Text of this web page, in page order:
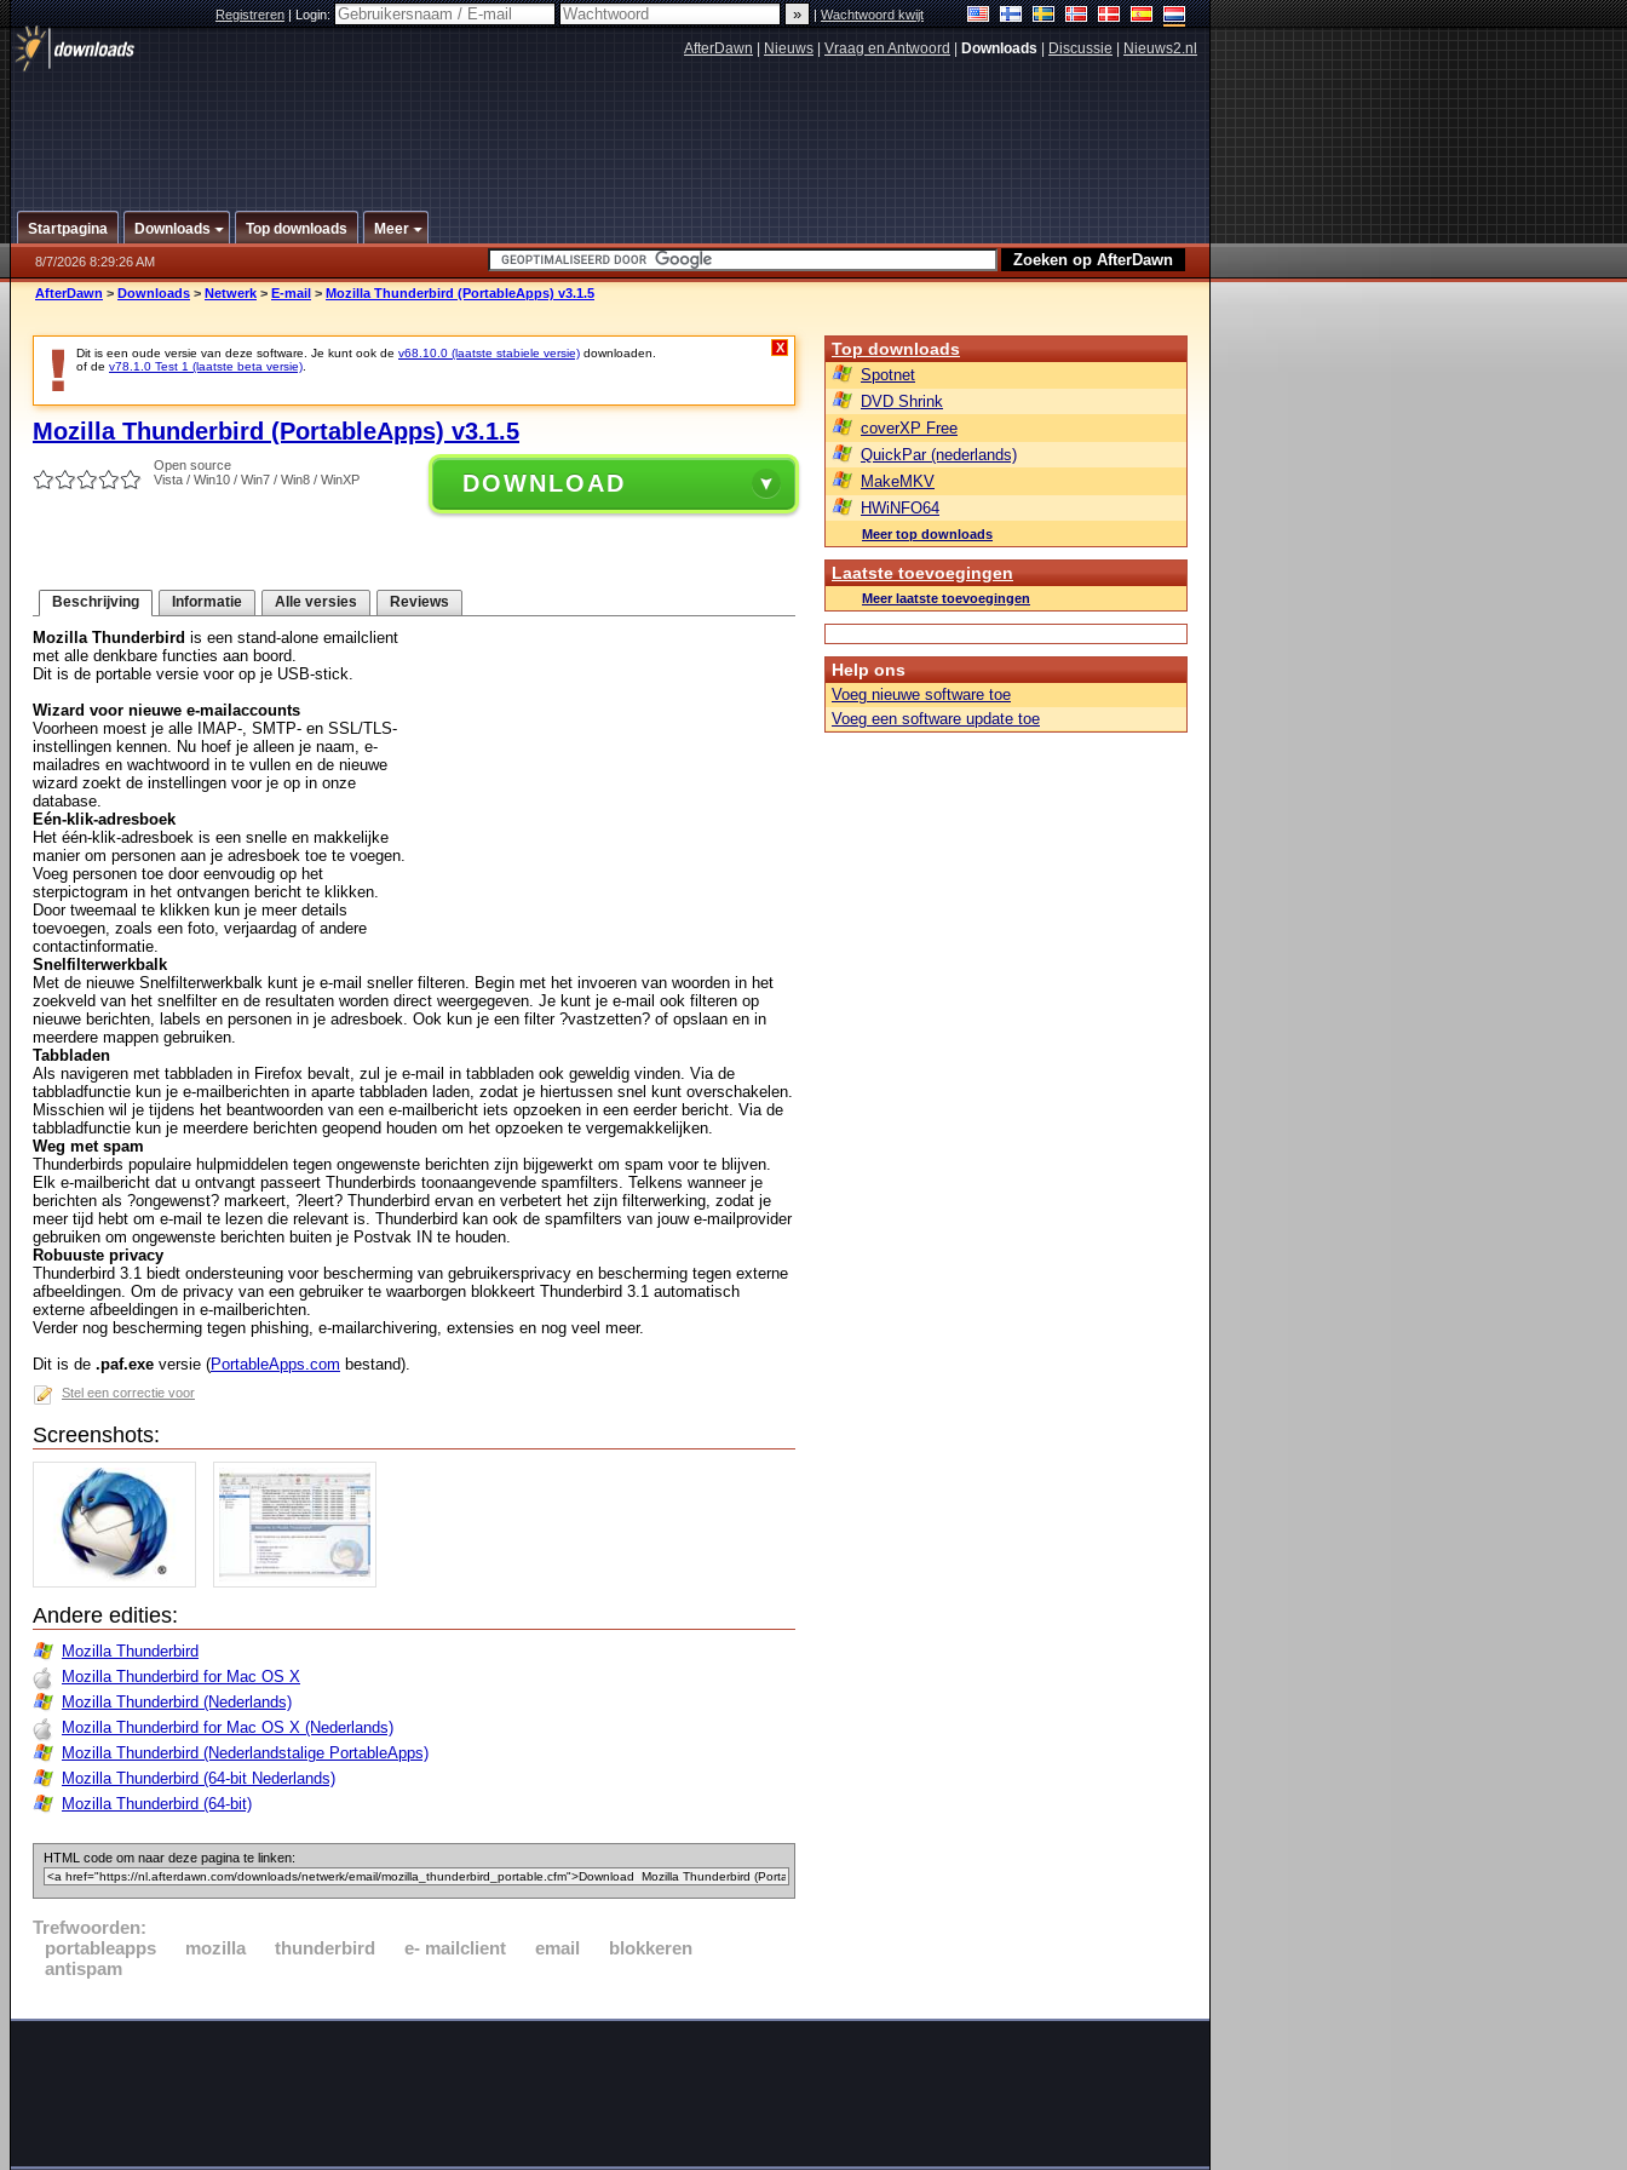
Registreren|Login: |Wachtwoord kwijt
AfterDawn Nieuws Vraag en Antwoord Downloads Discussie Nieuws2.nl
Startpagina Downloads Top downloads Meer
8/7/2026 8:29:26 AM
AfterDawn > Downloads > Netwerk > E-mail > Mozilla Thunderbird (PortableApps) v3.1.5
Dit is een oude versie van deze software. Je kunt ook de v68.10.0 (laatste stabiele versie) downloaden.
of de v78.1.0 Test 1 (laatste beta versie)
X
Mozilla Thunderbird (PortableApps) v3.1.5
Open source
Vista / Win10 / Win7 / Win8 / WinXP
DOWNLOAD
Beschrijving Informatie Alle versies Reviews
Mozilla Thunderbird is een stand-alone emailclient
met alle denkbare functies aan boord.
Dit is de portable versie voor op je USB-stick.
Wizard voor nieuwe e-mailaccounts
Voorheen moest je alle IMAP-, SMTP- en SSL/TLS-
instellingen kennen. Nu hoef je alleen je naam, e-
mailadres en wachtwoord in te vullen en de nieuwe
wizard zoekt de instellingen voor je op in onze
database.
Eén-klik-adresboek
Het één-klik-adresboek is een snelle en makkelijke
manier om personen aan je adresboek toe te voegen.
Voeg personen toe door eenvoudig op het
sterpictogram in het ontvangen bericht te klikken.
Door tweemaal te klikken kun je meer details
toevoegen, zoals een foto, verjaardag of andere
contactinformatie.
Snelfilterwerkbalk
Met de nieuwe Snelfilterwerkbalk kunt je e-mail sneller filteren. Begin met het invoeren van woorden in het
zoekveld van het snelfilter en de resultaten worden direct weergegeven. Je kunt je e-mail ook filteren op
nieuwe berichten, labels en personen in je adresboek. Ook kun je een filter ?vastzetten? of opslaan en in
meerdere mappen gebruiken.
Tabbladen
Als navigeren met tabbladen in Firefox bevalt, zul je e-mail in tabbladen ook geweldig vinden. Via de
tabbladfunctie kun je e-mailberichten in aparte tabbladen laden, zodat je hiertussen snel kunt overschakelen.
Misschien wil je tijdens het beantwoorden van een e-mailbericht iets opzoeken in een eerder bericht. Via de
tabbladfunctie kun je meerdere berichten geopend houden om het opzoeken te vergemakkelijken.
Weg met spam
Thunderbirds populaire hulpmiddelen tegen ongewenste berichten zijn bijgewerkt om spam voor te blijven.
Elk e-mailbericht dat u ontvangt passeert Thunderbirds toonaangevende spamfilters. Telkens wanneer je
berichten als ?ongewenst? markeert, ?leert? Thunderbird ervan en verbetert het zijn filterwerking, zodat je
meer tijd hebt om e-mail te lezen die relevant is. Thunderbird kan ook de spamfilters van jouw e-mailprovider
gebruiken om ongewenste berichten buiten je Postvak IN te houden.
Robuuste privacy
Thunderbird 3.1 biedt ondersteuning voor bescherming van gebruikersprivacy en bescherming tegen externe
afbeeldingen. Om de privacy van een gebruiker te waarborgen blokkeert Thunderbird 3.1 automatisch
externe afbeeldingen in e-mailberichten.
Verder nog bescherming tegen phishing, e-mailarchivering, extensies en nog veel meer.
Dit is de .paf.exe versie (PortableApps.com bestand).
Stel een correctie voor
Screenshots:
Andere edities:
Mozilla Thunderbird
Mozilla Thunderbird for Mac OS X
Mozilla Thunderbird (Nederlands)
Mozilla Thunderbird for Mac OS X (Nederlands)
Mozilla Thunderbird (Nederlandstalige PortableApps)
Mozilla Thunderbird (64-bit Nederlands)
Mozilla Thunderbird (64-bit)
HTML code om naar deze pagina te linken:
Trefwoorden:
portableapps
mozilla thunderbird e- mailclient email
blokkeren
antispam
Top downloads
Spotnet
DVD Shrink
coverXP Free
QuickPar (nederlands)
MakeMKV
HWiNFO64
Meer top downloads
Laatste toevoegingen
Meer laatste toevoegingen
Help ons
Voeg nieuwe software toe
Voeg een software update toe